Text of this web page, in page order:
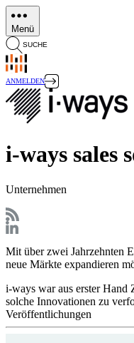
Direkt
zum
Inhalt
Menü
SUCHE
ANMELDEN
i-ways sales
Unternehmen
Mit über zwei Jahrzehnten
neue Märkte expandieren
i-ways war aus erster Hand
solche Innovationen zu
Veröffentlichungen